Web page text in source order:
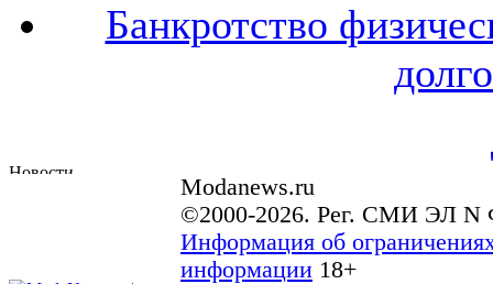
Банкротство
Modanews.ru
©2000-2026. Рег. СМИ ЭЛ N
Информация об
информации 18+